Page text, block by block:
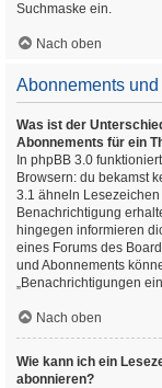
Suchmaske ein.
Nach oben
Abonnements
Was ist der
Abonnements für ein
In phpBB 3.0
Browsern: du bekamst
3.1 ähneln
Benachrichtigung
hingegen informieren
eines Forums des
und Abonnements
„Benachrichtigungen
Nach oben
Wie kann ich ein
abonnieren?